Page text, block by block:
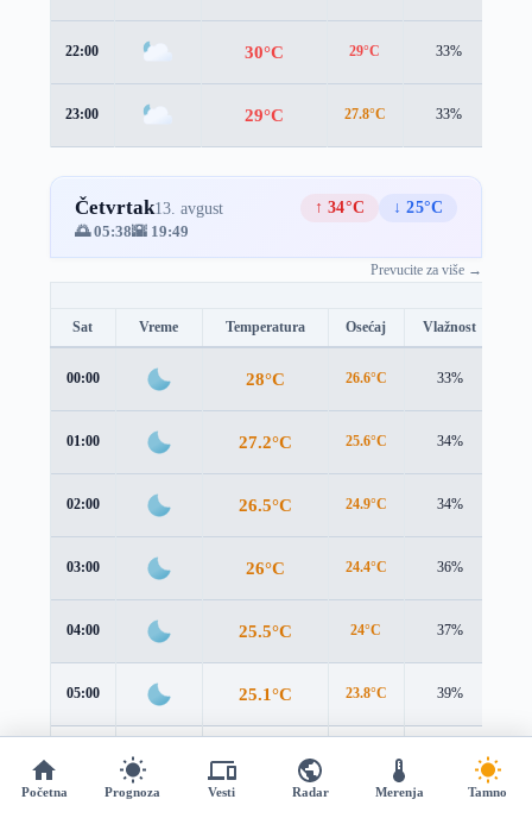
22:00 30°C 29°C 33%
23:00 29°C 27.8°C 33%
Četvrtak13. avgust ↑ 34°C
↓ 25°C
🌅 05:38🌇 19:49
Prevucite za više →
Sat Vreme Temperatura Osećaj Vlažnost
00:00 28°C 26.6°C 33%
01:00 27.2°C 25.6°C 34%
02:00 26.5°C 24.9°C 34%
03:00 26°C 24.4°C 36%
04:00 25.5°C 24°C 37%
05:00 25.1°C 23.8°C 39%
Početna Prognoza Vesti Radar Merenja Tamno